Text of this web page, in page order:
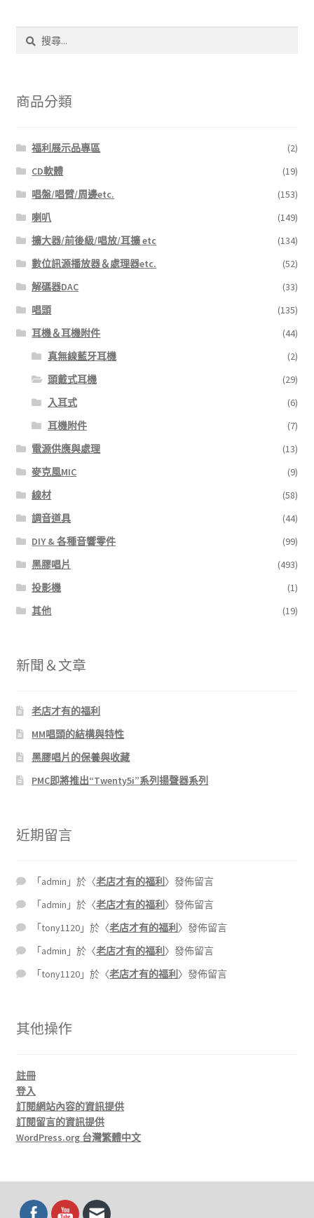
字:
商品分類
福利展示品專區
(2)
CD軟體
(19)
唱盤/唱臂/周邊etc.
(153)
喇叭
(149)
擴大器/前後級/唱放/耳擴 etc
(134)
數位訊源播放器＆處理器etc.
(52)
解碼器DAC
(33)
唱頭
(135)
耳機＆耳機附件
(44)
真無線藍牙耳機
(2)
頭戴式耳機
(29)
入耳式
(6)
耳機附件
(7)
電源供應與處理
(13)
麥克風MIC
(9)
線材
(58)
調音道具
(44)
DIY & 各種音響零件
(99)
黑膠唱片
(493)
投影機
(1)
其他
(19)
新聞＆文章
老店才有的福利
MM唱頭的結構與特性
黑膠唱片的保養與收藏
PMC即將推出“Twenty5i”系列揚聲器系列
近期留言
「admin 」於〈老店才有的福利 〉發佈留言
「admin 」於〈老店才有的福利 〉發佈留言
「tony1120 」於〈老店才有的福利 〉發佈留言
「admin 」於〈老店才有的福利 〉發佈留言
「tony1120 」於〈老店才有的福利 〉發佈留言
其他操作
註冊
登入
訂閱網站內容的資訊提供
訂閱留言的資訊提供
WordPress.org 台灣繁體中文